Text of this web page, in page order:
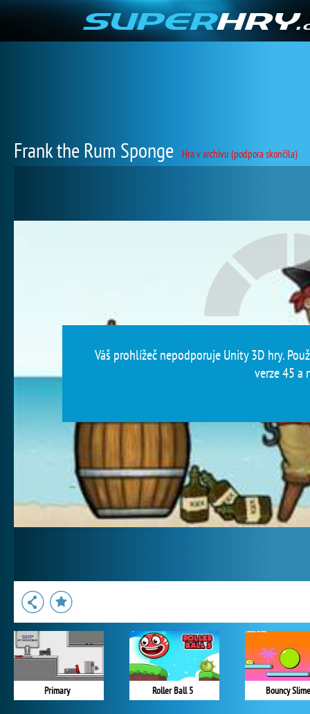
Frank the Rum Sponge Hra v archivu (podpora skončila)
Váš prohlížeč nepodporuje Unity 3D hry.
verze 45 a
Primary Roller Ball 5 Bouncy Slime